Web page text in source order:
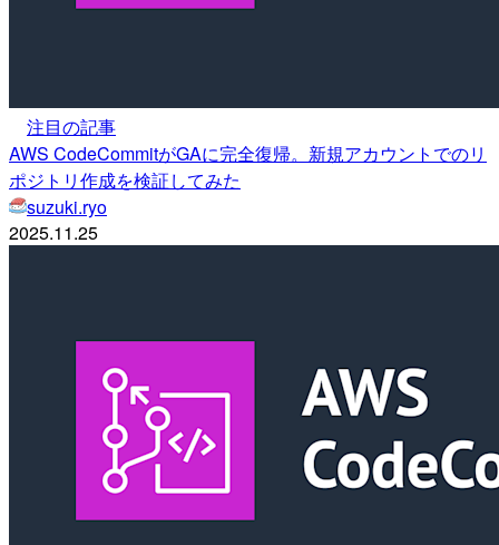
注目の記事
AWS CodeCommitがGAに完全復帰。新規アカウントでのリ
ポジトリ作成を検証してみた
suzuki.ryo
2025.11.25